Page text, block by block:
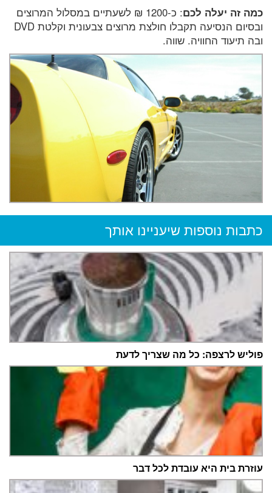
כמה זה יעלה לכם
: כ-1200 ₪ לשעתיים במסלול המרוצים
ובסיום הנסיעה תקבלו חולצת מרוצים צבעונית וקלטת DVD
ובה תיעוד החוויה. שווה.
כתבות נוספות שיעניינו אותך
פוליש לרצפה: כל מה שצריך לדעת
עוזרת בית היא עובדת לכל דבר